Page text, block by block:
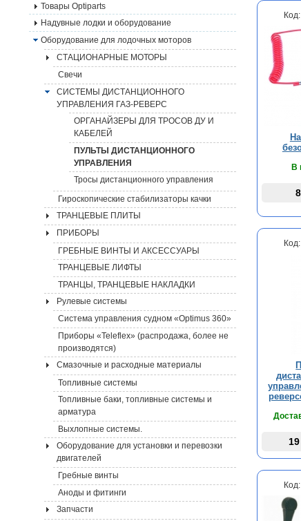
Товары Optiparts
Надувные лодки и оборудование
Оборудование для лодочных моторов
СТАЦИОНАРНЫЕ МОТОРЫ
Свечи
СИСТЕМЫ ДИСТАНЦИОННОГО
УПРАВЛЕНИЯ ГАЗ-РЕВЕРС
ОРГАНАЙЗЕРЫ ДЛЯ ТРОСОВ ДУ И
КАБЕЛЕЙ
ПУЛЬТЫ ДИСТАНЦИОННОГО
УПРАВЛЕНИЯ
Тросы дистанционного управления
Гироскопические стабилизаторы качки
ТРАНЦЕВЫЕ ПЛИТЫ
ПРИБОРЫ
ГРЕБНЫЕ ВИНТЫ И АКСЕССУАРЫ
ТРАНЦЕВЫЕ ЛИФТЫ
ТРАНЦЫ, ТРАНЦЕВЫЕ НАКЛАДКИ
Рулевые системы
Система управления судном «Optimus 360»
Приборы «Teleflex» (распродажа, более не
производятся)
Смазочные и расходные материалы
Топливные системы
Топливные баки, топливные системы и
арматура
Выхлопные системы.
Оборудование для установки и перевозки
двигателей
Гребные винты
Аноды и фитинги
Запчасти
В